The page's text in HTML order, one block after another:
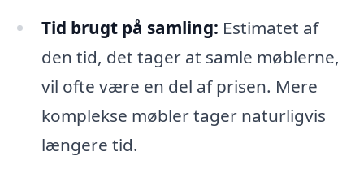
Tid brugt på samling: Estimatet af
den tid, det tager at samle møblerne,
vil ofte være en del af prisen. Mere
komplekse møbler tager naturligvis
længere tid.